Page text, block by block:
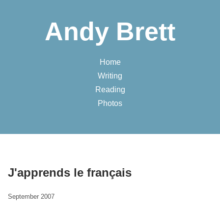
Andy Brett
Home
Writing
Reading
Photos
J'apprends le français
September 2007